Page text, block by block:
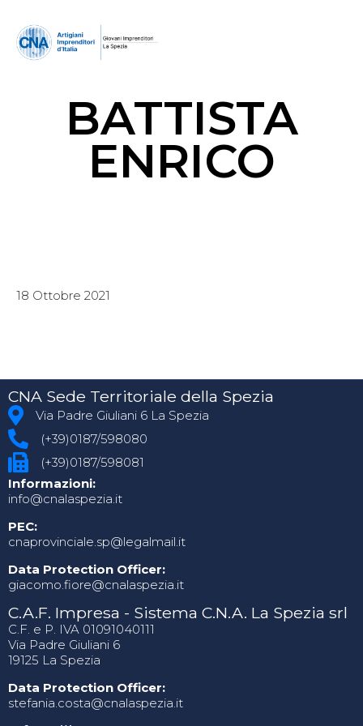
BATTISTA
ENRICO
18 Ottobre 2021
CNA Sede Territoriale della Spezia
Via Padre Giuliani 6 La Spezia
(+39)0187/598080
(+39)0187/598081
Informazioni:
info@cnalaspezia.it
PEC:
cnaprovinciale.sp@legalmail.it
Data Protection Officer:
giacomo.fiore@cnalaspezia.it
C.A.F. Impresa - Sistema C.N.A. La Spezia srl
C.F. e P. IVA 01091040111
Via Padre Giuliani 6
19125 La Spezia
Data Protection Officer:
stefania.costa@cnalaspezia.it